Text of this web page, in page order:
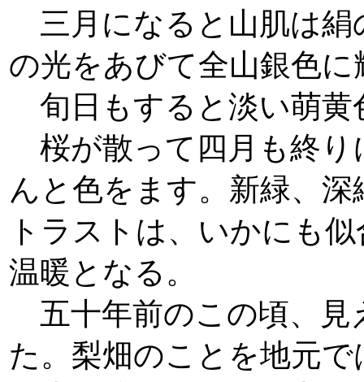
三月になると山肌は絹
の光をあびて全山銀色に
旬日もすると淡い萌黄
桜が散って四月も終り
んと色をます。新緑、
トラストは、いかにも
温暖となる。
五十年前のこの頃、見
た。梨畑のことを地元